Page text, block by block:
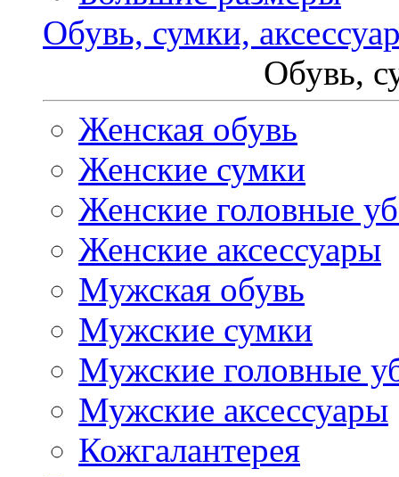
Обувь, сумки,
Обувь,
Женская обувь
Женские сумки
Женские головные
Женские аксессуары
Мужская обувь
Мужские сумки
Мужские головные
Мужские аксессуары
Кожгалантерея